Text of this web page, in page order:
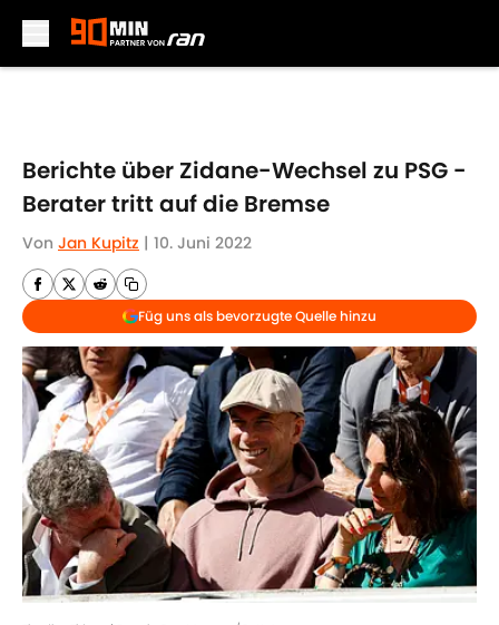
Berichte über Zidane-Wechsel zu PSG -
Berater tritt auf die Bremse
Von Jan Kupitz | 10. Juni 2022
Füg uns als bevorzugte Quelle hinzu